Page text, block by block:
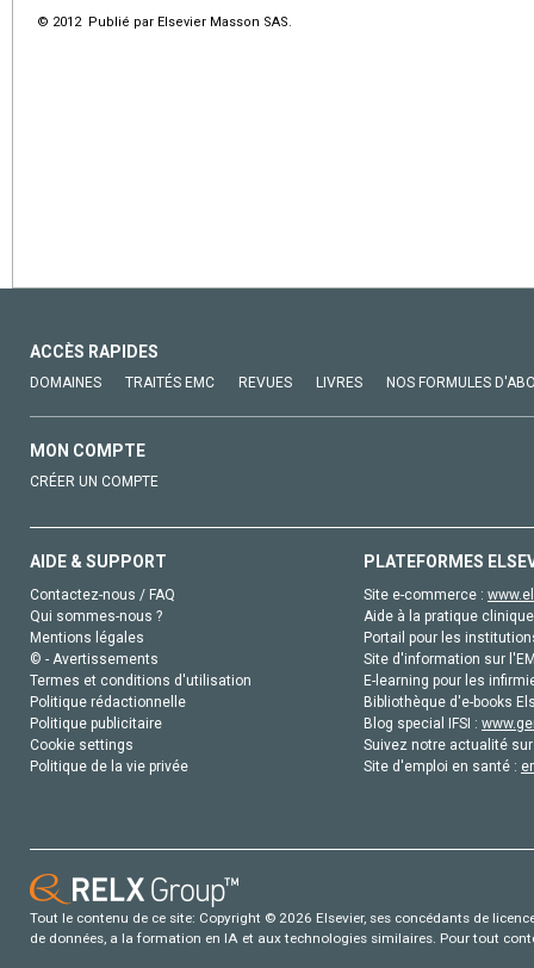
© 2012 Publié par Elsevier Masson SAS.
ACCÈS RAPIDES
DOMAINES TRAITÉS EMC REVUES LIVRES NOS FORMULES
MON COMPTE
CRÉER UN COMPTE
AIDE & SUPPORT
Contactez-nous / FAQ
Qui sommes-nous ?
Mentions légales
© - Avertissements
Termes et conditions d'utilisation
Politique rédactionnelle
Politique publicitaire
Cookie settings
Politique de la vie privée
PLATEFORMES
Site e-commerce :
Aide à la pratique
Portail pour les
Site d'information sur
E-learning pour les
Bibliothèque d'e-books
Blog special IFSI :
Suivez notre actualité
Site d'emploi en santé :
Tout le contenu de ce site: Copyright © 2026 Elsevier, ses concédants de
de données, a la formation en IA et aux technologies similaires. Pour tout